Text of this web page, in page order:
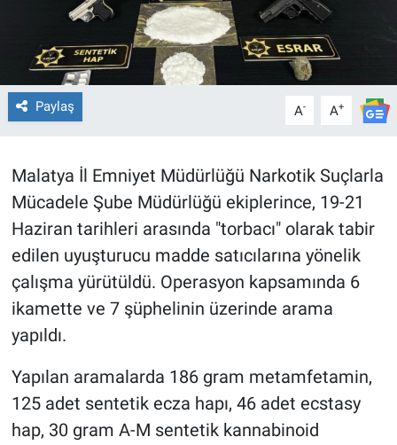
Paylaş A- A+
Malatya İl Emniyet Müdürlüğü Narkotik Suçlarla
Mücadele Şube Müdürlüğü ekiplerince, 19-21
Haziran tarihleri arasında "torbacı" olarak tabir
edilen uyuşturucu madde satıcılarına yönelik
çalışma yürütüldü. Operasyon kapsamında 6
ikamette ve 7 şüphelinin üzerinde arama
yapıldı.
Yapılan aramalarda 186 gram metamfetamin,
125 adet sentetik ecza hapı, 46 adet ecstasy
hap, 30 gram A-M sentetik kannabinoid